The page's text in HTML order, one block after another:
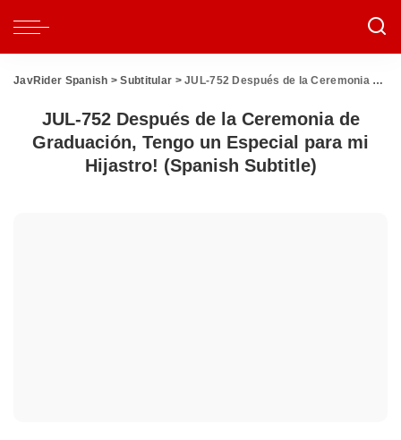
JavRider Spanish >Subtitular >JUL-752 Después de la Ceremonia de Graduación, Tengo un Especial para mi Hijastro! (Spanish Subtitle)
JUL-752 Después de la Ceremonia de
Graduación, Tengo un Especial para mi
Hijastro! (Spanish Subtitle)